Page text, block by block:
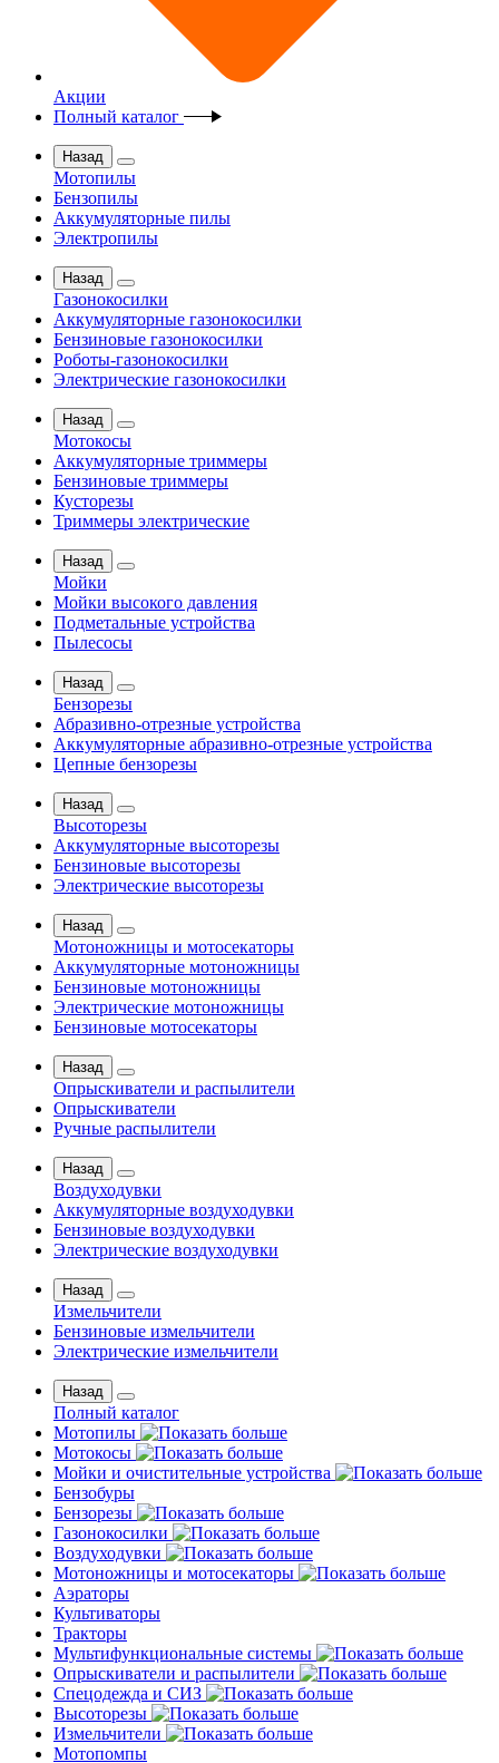
Акции
Полный каталог
Назад
Мотопилы
Бензопилы
Аккумуляторные пилы
Электропилы
Назад
Газонокосилки
Аккумуляторные газонокосилки
Бензиновые газонокосилки
Роботы-газонокосилки
Электрические газонокосилки
Назад
Мотокосы
Аккумуляторные триммеры
Бензиновые триммеры
Кусторезы
Триммеры электрические
Назад
Мойки
Мойки высокого давления
Подметальные устройства
Пылесосы
Назад
Бензорезы
Абразивно-отрезные устройства
Аккумуляторные абразивно-отрезные устройства
Цепные бензорезы
Назад
Высоторезы
Аккумуляторные высоторезы
Бензиновые высоторезы
Электрические высоторезы
Назад
Мотоножницы и мотосекаторы
Аккумуляторные мотоножницы
Бензиновые мотоножницы
Электрические мотоножницы
Бензиновые мотосекаторы
Назад
Опрыскиватели и распылители
Опрыскиватели
Ручные распылители
Назад
Воздуходувки
Аккумуляторные воздуходувки
Бензиновые воздуходувки
Электрические воздуходувки
Назад
Измельчители
Бензиновые измельчители
Электрические измельчители
Назад
Полный каталог
Мотопилы
Мотокосы
Мойки и очистительные устройства
Бензобуры
Бензорезы
Газонокосилки
Воздуходувки
Мотоножницы и мотосекаторы
Аэраторы
Культиваторы
Тракторы
Мультифункциональные системы
Опрыскиватели и распылители
Спецодежда и СИЗ
Высоторезы
Измельчители
Мотопомпы